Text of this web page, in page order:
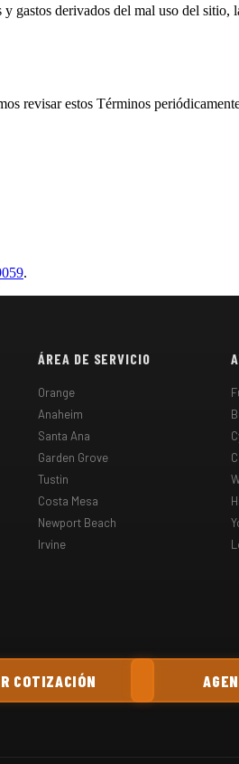
gastos derivados del mal uso del
revisar estos Términos
.
ÁREA DE SERVICIO
Orange
Anaheim
Santa Ana
Garden Grove
Tustin
Costa Mesa
Newport Beach
Irvine
COTIZACIÓN